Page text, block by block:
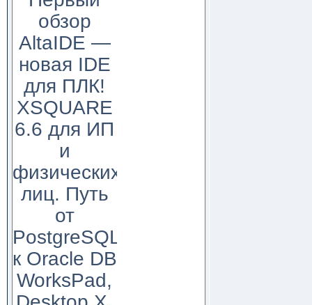
обзор
AltaIDE —
новая IDE
для ПЛК!
XSQUARE
6.6 для ИП
и
физических
лиц. Путь
от
PostgreSQL
к Oracle DB
WorksPad,